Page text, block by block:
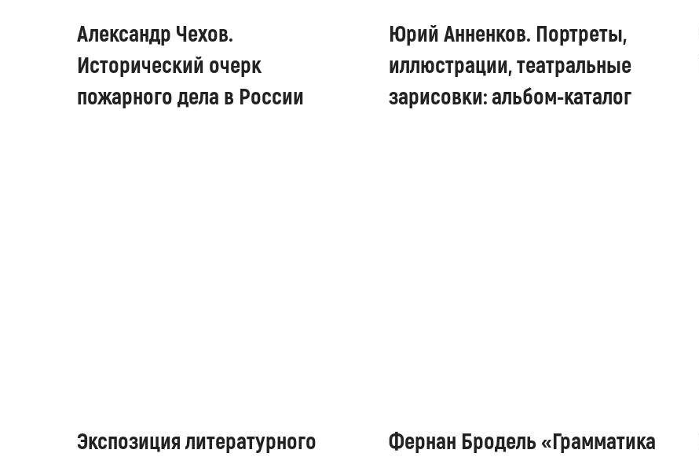
Александр Чехов.
Исторический очерк
пожарного дела в России
Юрий Анненков. Портреты,
иллюстрации, театральные
зарисовки: альбом-каталог
Экспозиция литературного
Фернан Бродель «Грамматика